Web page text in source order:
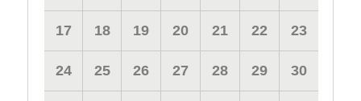
17 18 19 20 21 22 23
24 25 26 27 28 29 30